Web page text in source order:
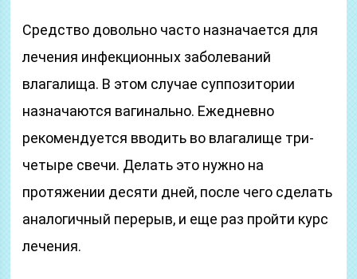
Средство довольно часто назначается для
лечения инфекционных заболеваний
влагалища. В этом случае суппозитории
назначаются вагинально. Ежедневно
рекомендуется вводить во влагалище три-
четыре свечи. Делать это нужно на
протяжении десяти дней, после чего сделать
аналогичный перерыв, и еще раз пройти курс
лечения.